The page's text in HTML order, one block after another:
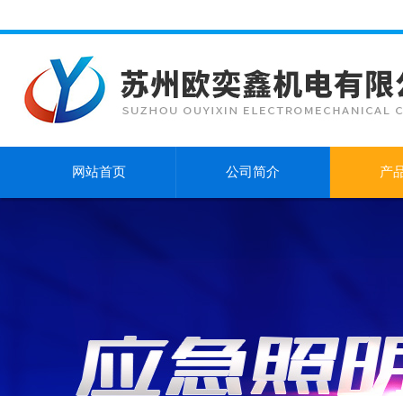
网站首页 公司简介 产